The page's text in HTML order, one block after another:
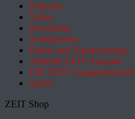
Podcasts
Video
Newsletter
Schlagzeilen
Daten und Visualisierung
Aktuelle ZEIT-Ausgabe
DIE ZEIT Ausgabenarchiv
Spiele
ZEIT Shop